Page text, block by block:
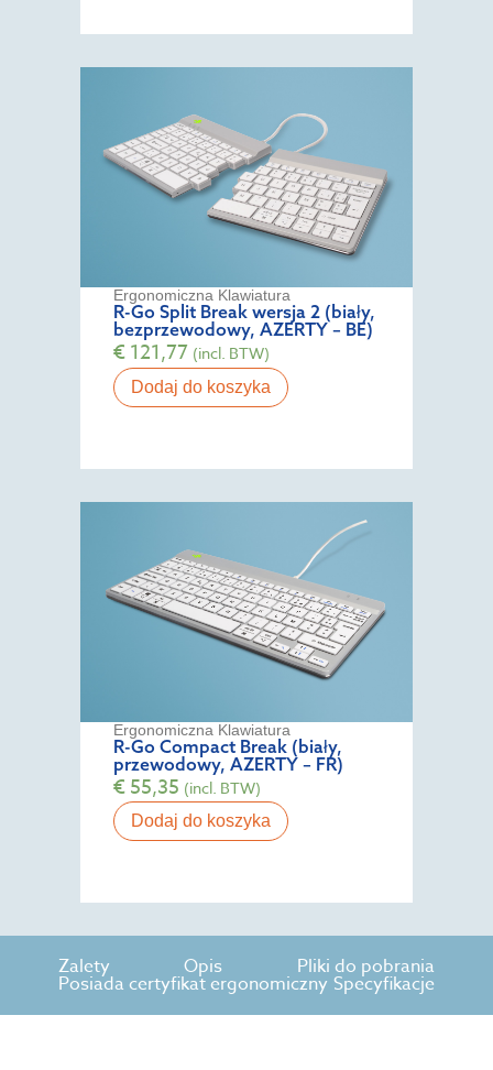
Ergonomiczna Klawiatura
R-Go Split Break wersja 2 (biały,
bezprzewodowy, AZERTY – BE)
€121,77 (incl. BTW)
Dodaj do koszyka
Ergonomiczna Klawiatura
R-Go Compact Break (biały,
przewodowy, AZERTY – FR)
€55,35 (incl. BTW)
Dodaj do koszyka
Zalety Opis Pliki do pobrania
Posiada certyfikat ergonomiczny Specyfikacje